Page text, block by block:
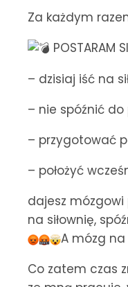
Za każdym
POSTARAM
– dzisiaj iść na
– nie spóźnić
– przygotować
– położyć
dajesz mózgowi
na siłownię,
A mózg na
Co zatem czas